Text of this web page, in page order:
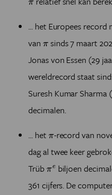
π
... het Europees record
van π
πsinds 7 maart
Jonas von Essen (29
wereldrecord staat
Suresh Kumar
decimalen.
... het π
π-record van
dag al twee keer
Trüb πe
πe biljoen
361 cijfers. De